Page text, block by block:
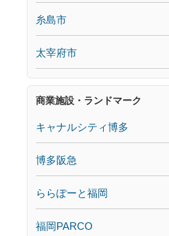
糸島市
太宰府市
商業施設・ランドマーク
キャナルシティ博多
博多阪急
ららぽーと福岡
福岡PARCO